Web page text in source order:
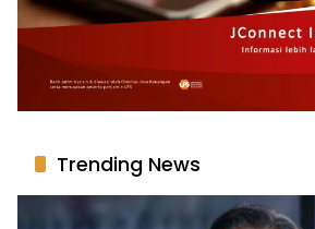
Trending News